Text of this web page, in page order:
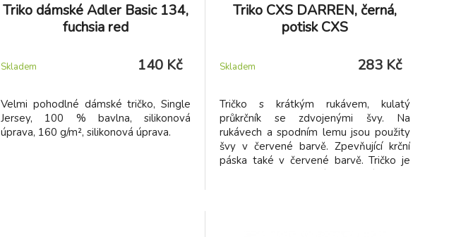
Triko dámské Adler Basic 134,
fuchsia red
Skladem 140 Kč
Velmi pohodlné dámské tričko, Single
Jersey, 100 % bavlna, silikonová
úprava, 160 g/m², silikonová úprava.
Triko CXS DARREN, černá,
potisk CXS
Skladem 283 Kč
Tričko s krátkým rukávem, kulatý
průkrčník se zdvojenými švy. Na
rukávech a spodním lemu jsou použity
švy v červené barvě. Zpevňující krční
páska také v červené barvě. Tričko je